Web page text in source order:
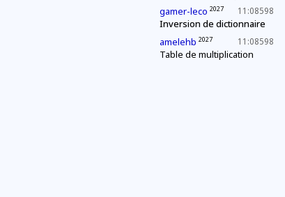
11:08598
gamer-leco 2027
Inversion de dictionnaire
11:08598
amelehb 2027
Table de multiplication